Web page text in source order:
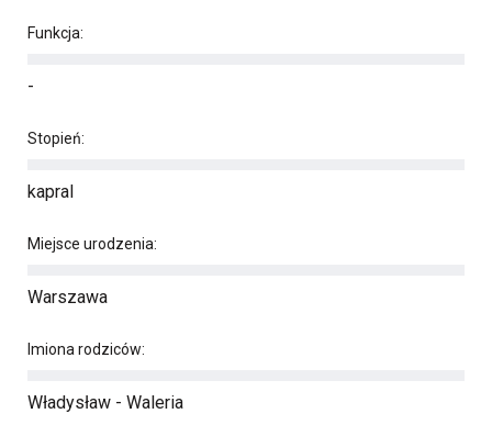
Funkcja:
-
Stopień:
kapral
Miejsce urodzenia:
Warszawa
Imiona rodziców:
Władysław - Waleria